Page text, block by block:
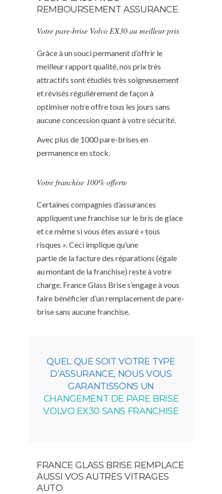
REMBOURSEMENT ASSURANCE
Votre pare-brise Volvo EX30 au meilleur prix
Grâce à un souci permanent d’offrir le
meilleur rapport qualité, nos prix très
attractifs sont étudiés très soigneusement
et révisés régulièrement de façon à
optimiser notre offre tous les jours sans
aucune concession quant à votre sécurité.
Avec plus de 1000 pare-brises en
permanence en stock.
Votre franchise 100% offerte
Certaines compagnies d’assurances
appliquent une franchise sur le bris de glace
et ce même si vous êtes assuré « tous
risques ». Ceci implique qu’une
partie de la facture des réparations (égale
au montant de la franchise) reste à votre
charge. France Glass Brise s’engage à vous
faire bénéficier d’un remplacement de pare-
brise sans aucune franchise.
QUEL QUE SOIT VOTRE TYPE
D’ASSURANCE, NOUS VOUS
GARANTISSONS UN
CHANGEMENT DE PARE BRISE
VOLVO EX30 SANS FRANCHISE
FRANCE GLASS BRISE REMPLACE
AUSSI VOS AUTRES VITRAGES
AUTO